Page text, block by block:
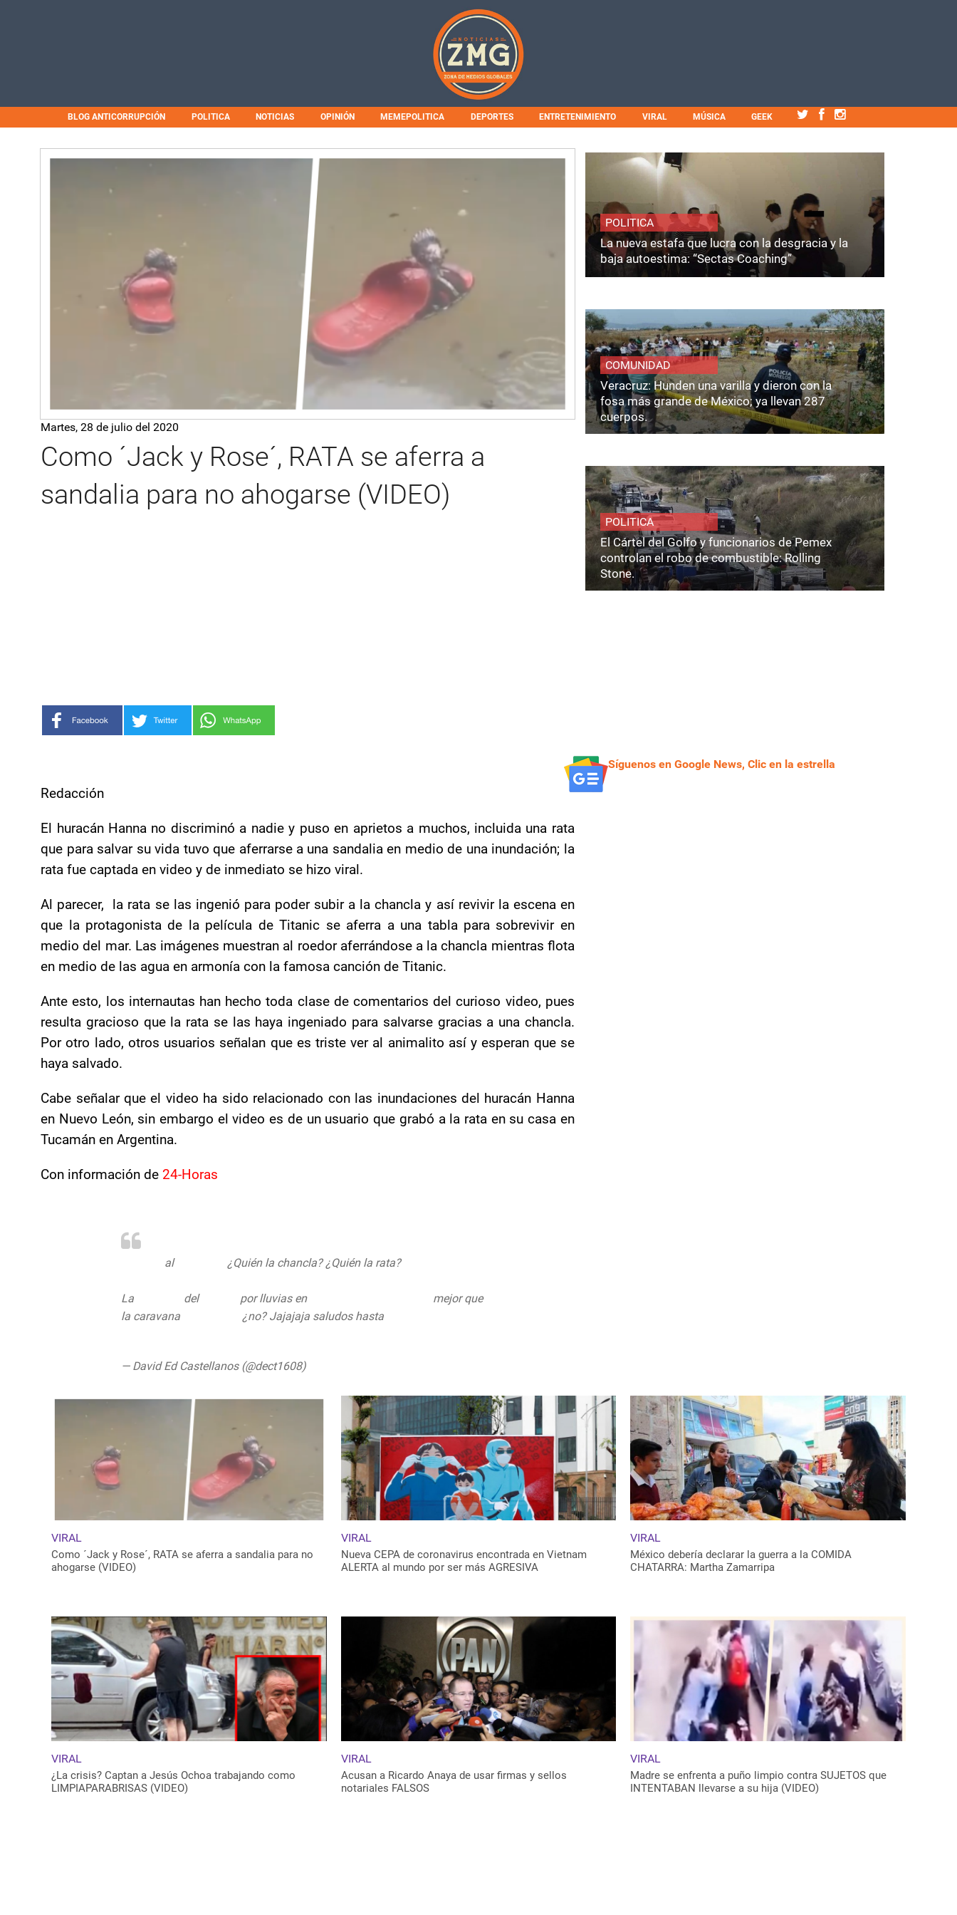
BLOG ANTICORRUPCIÓN POLITICA NOTICIAS OPINIÓN MEMEPOLITICA DEPORTES ENTRETENIMIENTO VIRAL MÚSICA GEEK
Martes, 28 de julio del 2020
Como ´Jack y Rose´, RATA se aferra a
sandalia para no ahogarse (VIDEO)
Redacción
El huracán Hanna no discriminó a nadie y puso en aprietos a muchos, incluida una rata
que para salvar su vida tuvo que aferrarse a una sandalia en medio de una inundación; la
rata fue captada en video y de inmediato se hizo viral.
Al parecer,
la rata se las ingenió para poder subir a la chancla y así revivir la escena en
que la protagonista de la película de Titanic se aferra a una tabla para sobrevivir en
medio del mar. Las imágenes muestran al roedor aferrándose a la chancla mientras flota
en medio de las agua en armonía con la famosa canción de Titanic.
Ante esto, los internautas han hecho toda clase de comentarios del curioso video, pues
resulta gracioso que la rata se las haya ingeniado para salvarse gracias a una chancla.
Por otro lado, otros usuarios señalan que es triste ver al animalito así y esperan que se
haya salvado.
Cabe señalar que el video ha sido relacionado con las inundaciones del huracán Hanna
en Nuevo León, sin embargo el video es de un usuario que grabó a la rata en su casa en
Tucamán en Argentina.
Con información de 24-Horas
al ¿Quién la chancla? ¿Quién la rata?
La del por lluvias en
mejor que
la caravana
¿no? Jajajaja saludos hasta
— David Ed Castellanos (@dect1608)
POLITICA
La nueva estafa que lucra con la desgracia y la
baja autoestima: “Sectas Coaching”
COMUNIDAD
Veracruz: Hunden una varilla y dieron con la
fosa más grande de México; ya llevan 287
cuerpos.
POLITICA
El Cártel del Golfo y funcionarios de Pemex
controlan el robo de combustible: Rolling
Stone.
Síguenos en Google News, Clic en la estrella
VIRAL
Como ´Jack y Rose´, RATA se aferra a sandalia para no
ahogarse (VIDEO)
VIRAL
Nueva CEPA de coronavirus encontrada en Vietnam
ALERTA al mundo por ser más AGRESIVA
VIRAL
México debería declarar la guerra a la COMIDA
CHATARRA: Martha Zamarripa
VIRAL
¿La crisis? Captan a Jesús Ochoa trabajando como
LIMPIAPARABRISAS (VIDEO)
VIRAL
Acusan a Ricardo Anaya de usar firmas y sellos
notariales FALSOS
VIRAL
Madre se enfrenta a puño limpio contra SUJETOS que
INTENTABAN llevarse a su hija (VIDEO)